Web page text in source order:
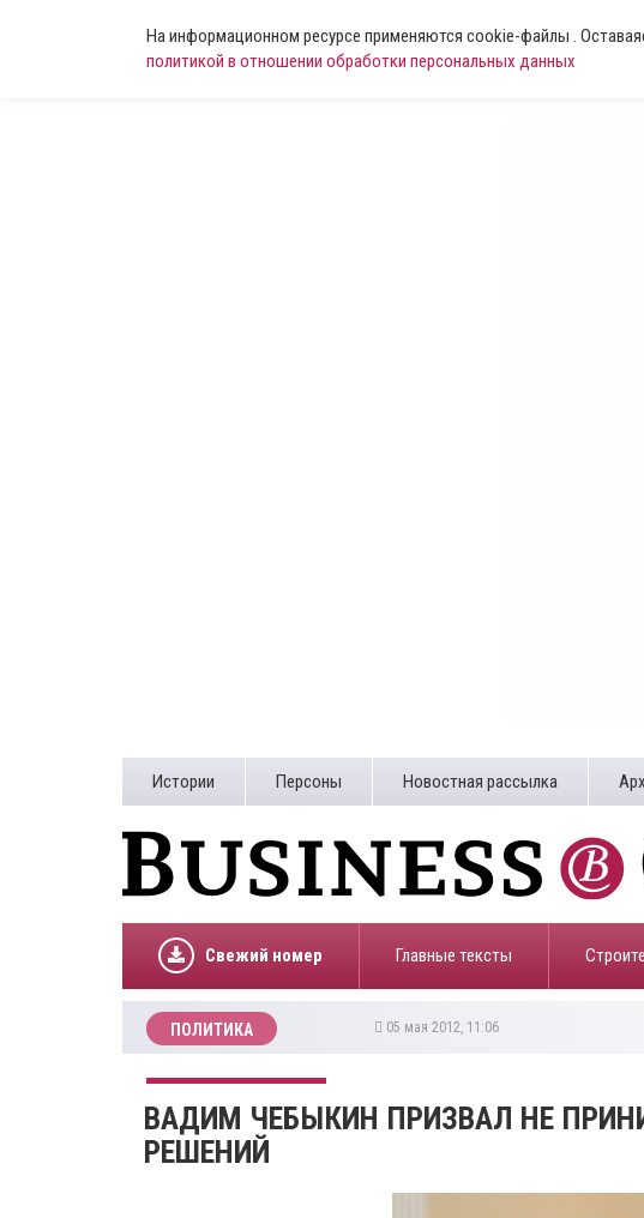
На информационном ресурсе применяются cookie-файлы .
политикой в отношении обработки персональных данных
Истории Персоны Новостная рассылка
Свежий номер Главные тексты
ПОЛИТИКА 05 мая 2012, 11:06
ВАДИМ ЧЕБЫКИН ПРИЗВАЛ НЕ
РЕШЕНИЙ